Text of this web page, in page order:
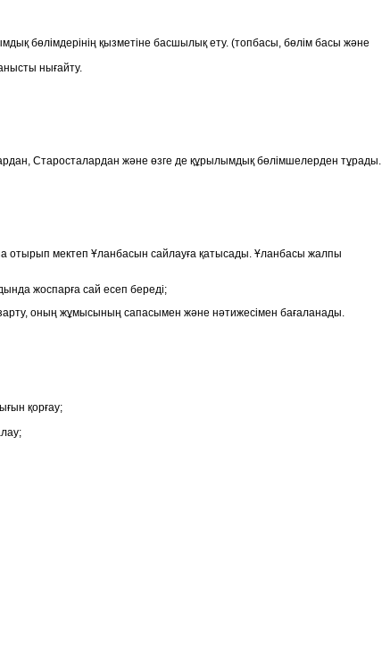
бөлімдерінің қызметіне басшылық ету. (топбасы, бөлім басы және
нығайту.
Старосталардан және өзге де құрылымдық бөлімшелерден тұрады.
отырып мектеп Ұланбасын сайлауға қатысады. Ұланбасы жалпы
жоспарға сай есеп береді;
оның жұмысының сапасымен және нәтижесімен бағаланады.
қорғау;